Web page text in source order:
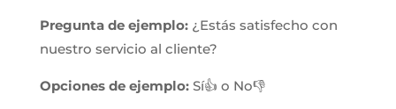
Pregunta de ejemplo:¿Estás satisfecho con
nuestro servicio al cliente?
Opciones de ejemplo:Sí👍 o No👎